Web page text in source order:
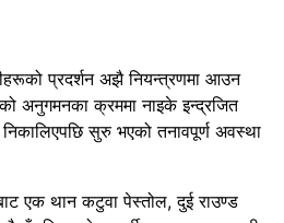
प्रदर्शन अझै नियन्त्रणमा आउन
अनुगमनका क्रममा नाइके इन्द्रजित
सुरु भएको तनावपूर्ण अवस्था
एक थान कटुवा पेस्तोल, दुई राउण्ड